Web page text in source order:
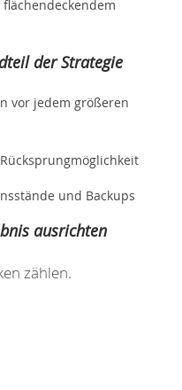
der Strategie
vor jedem größeren
und Backups
ausrichten
zählen.